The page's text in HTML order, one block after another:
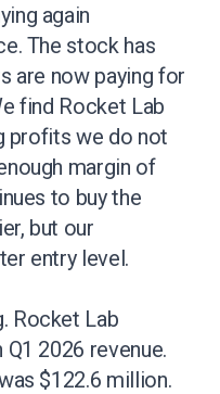
again
The stock has
are now paying for
find Rocket Lab
profits we do not
margin of
to buy the
but our
entry level.
Rocket Lab
2026 revenue.
$122.6 million.